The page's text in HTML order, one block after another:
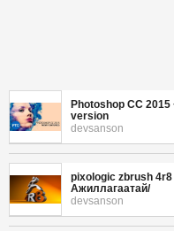
Photoshop CC 2015
version
devsanson
pixologic zbrush 4r8
Ажиллагаатай/
devsanson